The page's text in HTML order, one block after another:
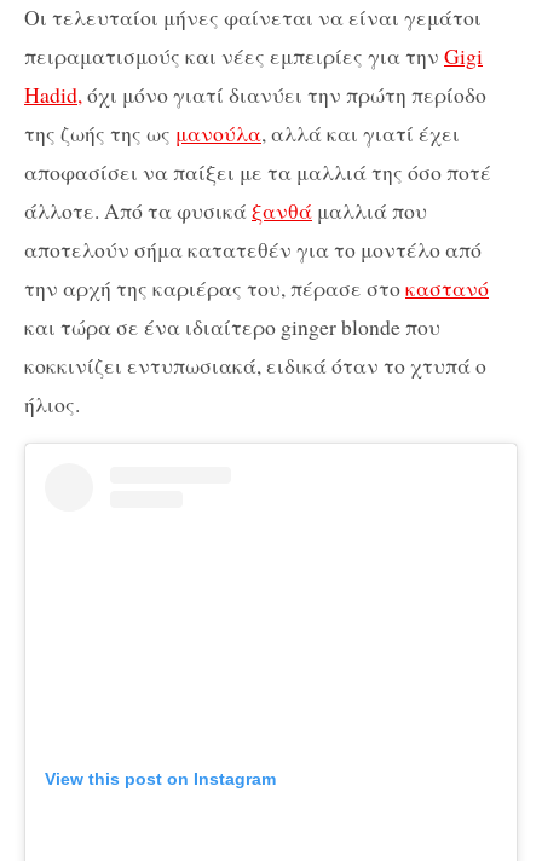
Οι τελευταίοι μήνες φαίνεται να είναι γεμάτοι
πειραματισμούς και νέες εμπειρίες για την Gigi
Hadid, όχι μόνο γιατί διανύει την πρώτη περίοδο
της ζωής της ως μανούλα, αλλά και γιατί έχει
αποφασίσει να παίξει με τα μαλλιά της όσο ποτέ
άλλοτε. Από τα φυσικάξανθά μαλλιά που
αποτελούν σήμα κατατεθέν για το μοντέλο από
την αρχή της καριέρας του, πέρασε στοκαστανό
και τώρα σε ένα ιδιαίτερο ginger blonde που
κοκκινίζει εντυπωσιακά, ειδικά όταν το χτυπά ο
ήλιος.
View this post on Instagram